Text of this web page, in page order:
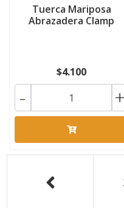
Tuerca Mariposa
Abrazadera Clamp
$4.100
- +